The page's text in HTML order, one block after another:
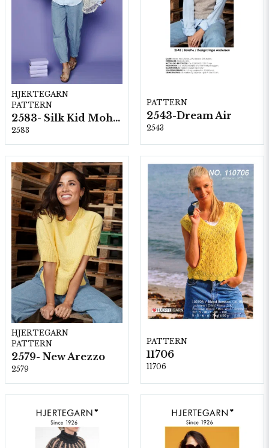
HJERTEGARN
PATTERN
2583- Silk Kid Mohair
2583
PATTERN
2543-Dream Air
2543
HJERTEGARN
PATTERN
2579- New Arezzo
2579
PATTERN
11706
11706